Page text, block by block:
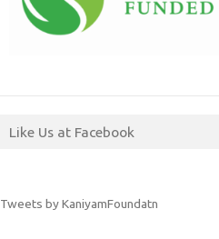
Like Us at Facebook
Tweets by KaniyamFoundatn